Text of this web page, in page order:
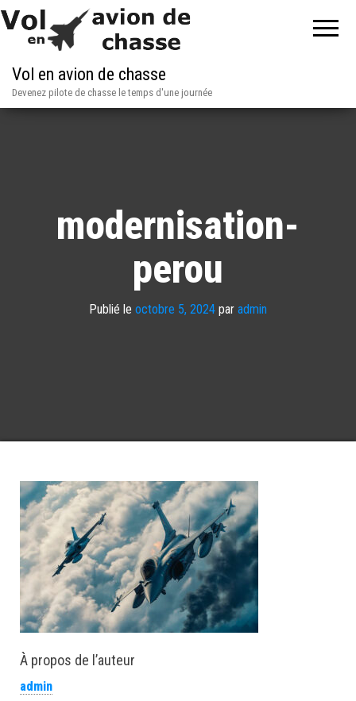
Vol en avion de chasse
Devenez pilote de chasse le temps d'une journée
modernisation-
perou
Publié le octobre 5, 2024 par admin
À propos de l’auteur
admin